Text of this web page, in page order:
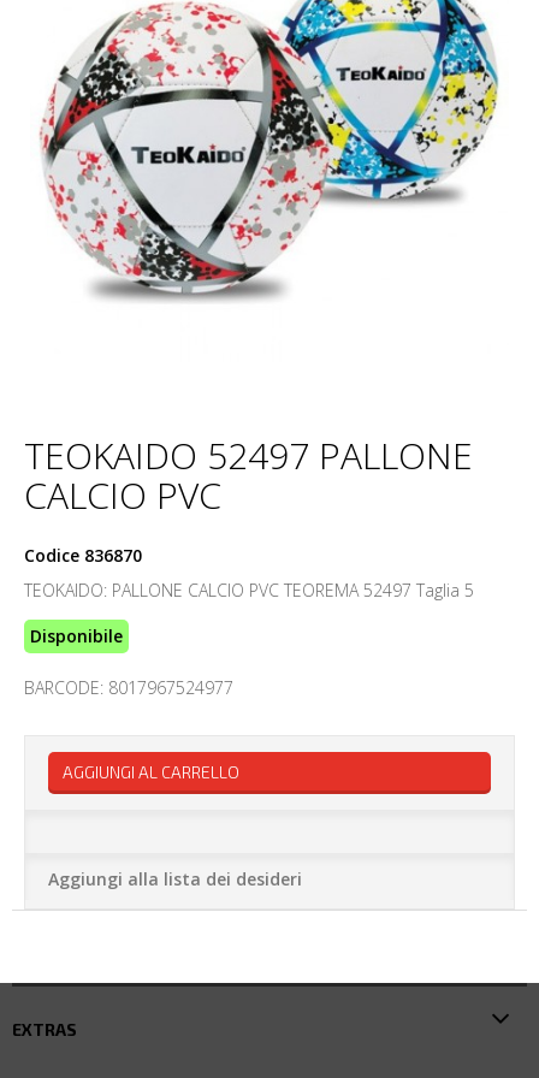
TEOKAIDO 52497 PALLONE
CALCIO PVC
Codice 836870
TEOKAIDO: PALLONE CALCIO PVC TEOREMA 52497 Taglia 5
Disponibile
BARCODE: 8017967524977
AGGIUNGI AL CARRELLO
Aggiungi alla lista dei desideri
EXTRAS